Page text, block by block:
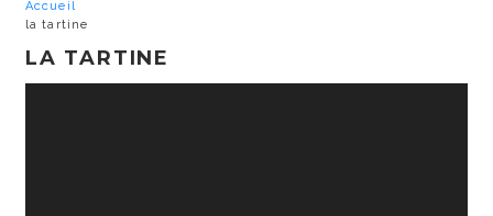
Accueil
la tartine
LA TARTINE